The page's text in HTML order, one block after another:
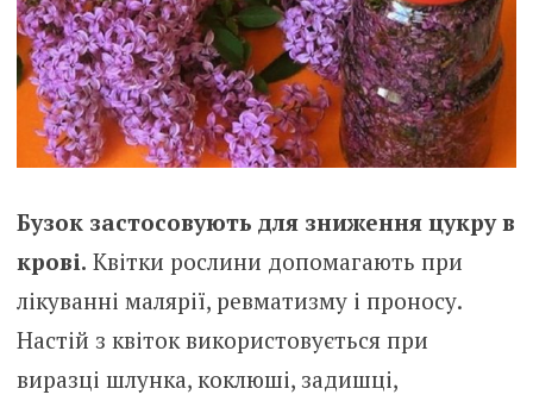
Бузок застосовують для зниження цукру в
крові. Квітки рослини допомагають при
лікуванні малярії, ревматизму і проносу.
Настій з квіток використовується при
виразці шлунка, коклюші, задишці,